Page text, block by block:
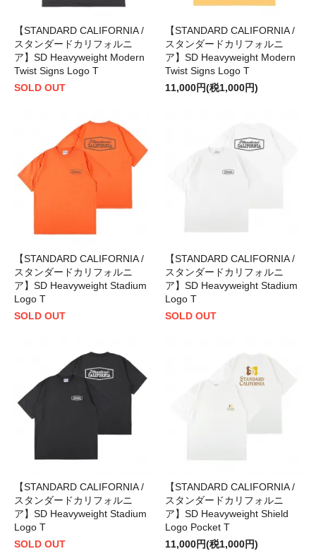
【STANDARD CALIFORNIA /
スタンダードカリフォルニ
ア】SD Heavyweight Modern
Twist Signs Logo T
SOLD OUT
【STANDARD CALIFORNIA /
スタンダードカリフォルニ
ア】SD Heavyweight Modern
Twist Signs Logo T
11,000円(税1,000円)
【STANDARD CALIFORNIA /
スタンダードカリフォルニ
ア】SD Heavyweight Stadium
Logo T
SOLD OUT
【STANDARD CALIFORNIA /
スタンダードカリフォルニ
ア】SD Heavyweight Stadium
Logo T
SOLD OUT
【STANDARD CALIFORNIA /
スタンダードカリフォルニ
ア】SD Heavyweight Stadium
Logo T
SOLD OUT
【STANDARD CALIFORNIA /
スタンダードカリフォルニ
ア】SD Heavyweight Shield
Logo Pocket T
11,000円(税1,000円)